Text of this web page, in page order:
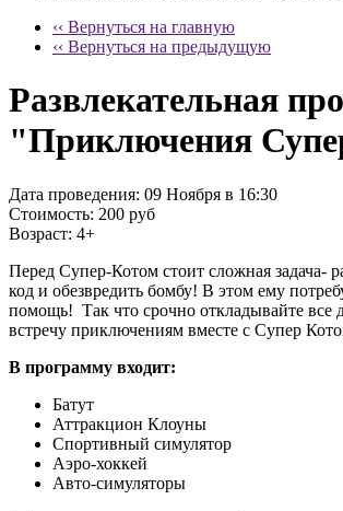
‹‹ Вернуться на главную
‹‹ Вернуться на предыдущую
Развлекательная
"Приключения
Дата проведения: 09 Ноября в 16:30
Стоимость: 200 руб
Возраст: 4+
Перед Супер-Котом стоит сложная задача-
код и обезвредить бомбу! В этом ему
помощь! Так что срочно откладывайте все
встречу приключениям вместе с Супер
В программу входит:
Батут
Аттракцион Клоуны
Спортивный симулятор
Аэро-хоккей
Авто-симуляторы